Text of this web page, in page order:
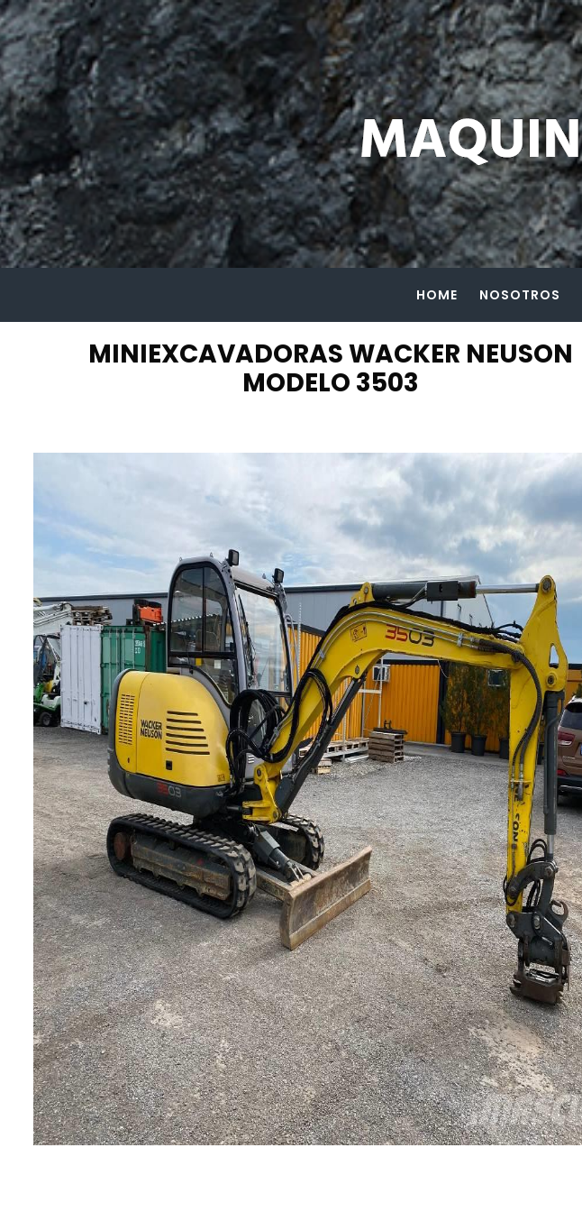
HOME NOSOTROS
MINIEXCAVADORAS WACKER NEUSON
MODELO 3503